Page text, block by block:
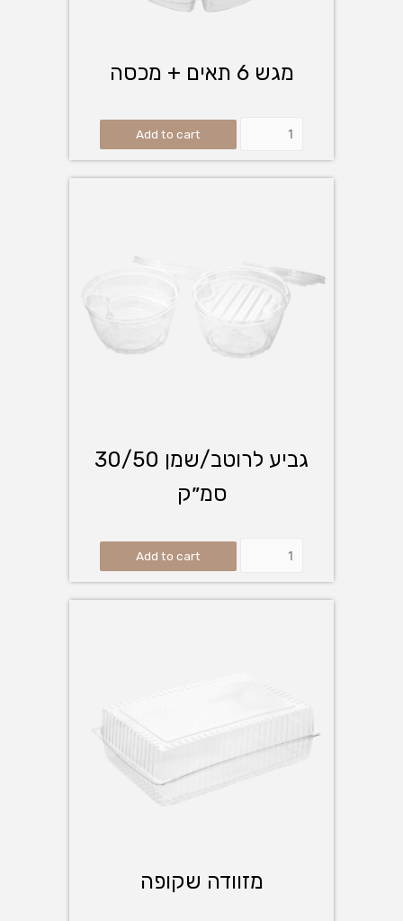
מגש 6 תאים + מכסה
Add to cart
גביע לרוטב/שמן 30/50
סמ״ק
Add to cart
מזוודה שקופה